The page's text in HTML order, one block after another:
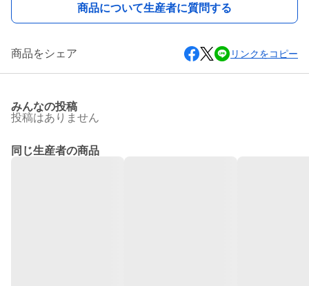
商品について生産者に質問する
商品をシェア リンクをコピー
みんなの投稿
投稿はありません
同じ生産者の商品